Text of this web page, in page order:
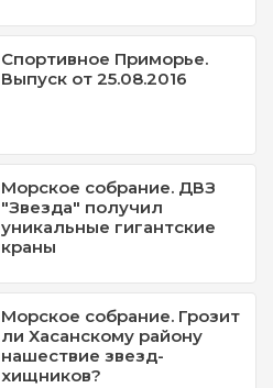
Спортивное Приморье.
Выпуск от 25.08.2016
Морское собрание. ДВЗ
"Звезда" получил
уникальные гигантские
краны
Морское собрание. Грозит
ли Хасанскому району
нашествие звезд-
хищников?